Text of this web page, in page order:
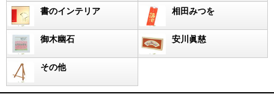
書のインテリア 相田みつを
御木幽石 安川眞慈
その他